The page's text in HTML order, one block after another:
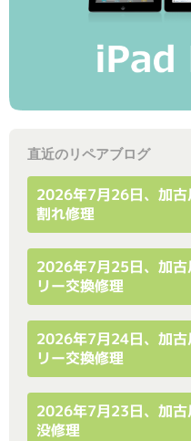
直近のリペアブログ
2026年7月26日、加
割れ修理
2026年7月25日、加
リー交換修理
2026年7月24日、加
リー交換修理
2026年7月23日、加
没修理